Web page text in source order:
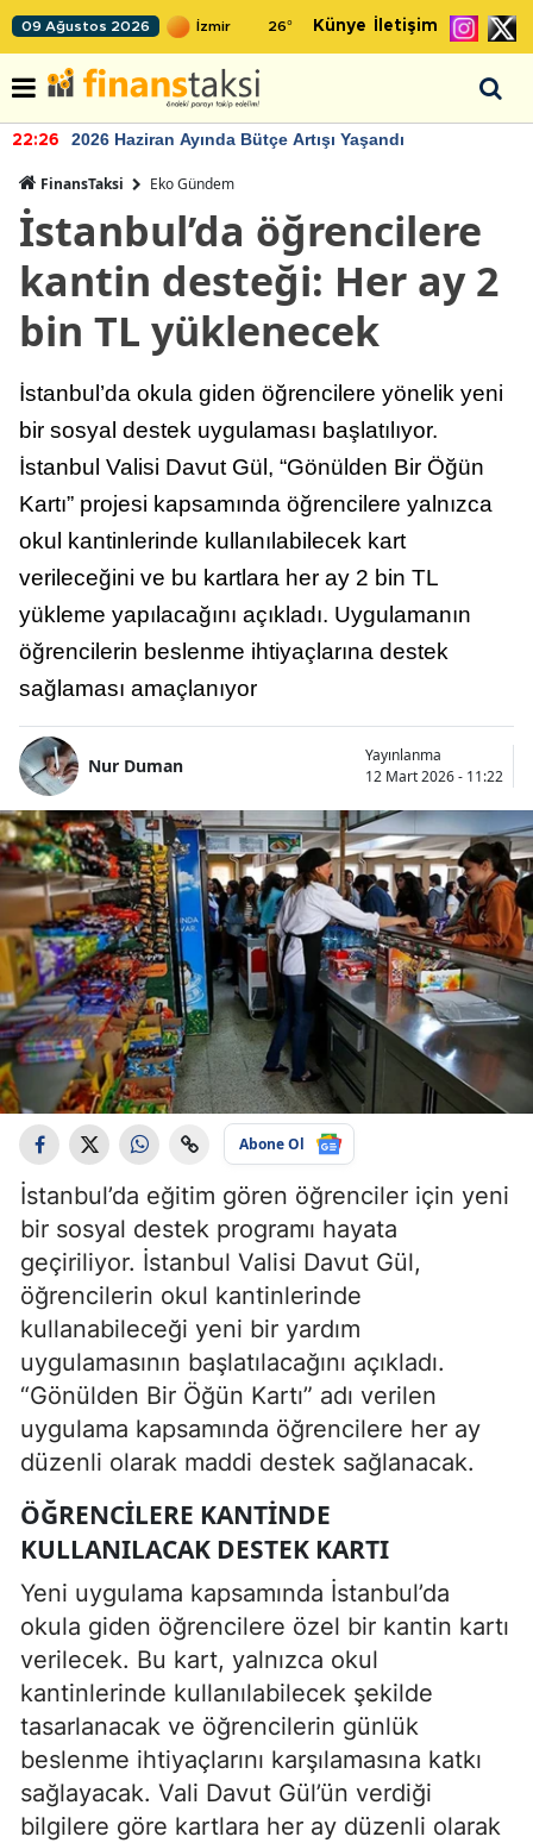
09 Ağustos 2026 26° Künye İletişim
22:26 2026 Haziran Ayında Bütçe Artışı Yaşandı
FinansTaksi Eko Gündem
İstanbul’da öğrencilere
kantin desteği: Her ay 2
bin TL yüklenecek
İstanbul’da okula giden öğrencilere yönelik yeni
bir sosyal destek uygulaması başlatılıyor.
İstanbul Valisi Davut Gül, “Gönülden Bir Öğün
Kartı” projesi kapsamında öğrencilere yalnızca
okul kantinlerinde kullanılabilecek kart
verileceğini ve bu kartlara her ay 2 bin TL
yükleme yapılacağını açıkladı. Uygulamanın
öğrencilerin beslenme ihtiyaçlarına destek
sağlaması amaçlanıyor
Nur Duman
Yayınlanma
12 Mart 2026 - 11:22
Abone Ol
İstanbul’da eğitim gören öğrenciler için yeni
bir sosyal destek programı hayata
geçiriliyor. İstanbul Valisi Davut Gül,
öğrencilerin okul kantinlerinde
kullanabileceği yeni bir yardım
uygulamasının başlatılacağını açıkladı.
“Gönülden Bir Öğün Kartı” adı verilen
uygulama kapsamında öğrencilere her ay
düzenli olarak maddi destek sağlanacak.
ÖĞRENCILERE KANTINDE
KULLANILACAK DESTEK KARTI
Yeni uygulama kapsamında İstanbul’da
okula giden öğrencilere özel bir kantin kartı
verilecek. Bu kart, yalnızca okul
kantinlerinde kullanılabilecek şekilde
tasarlanacak ve öğrencilerin günlük
beslenme ihtiyaçlarını karşılamasına katkı
sağlayacak. Vali Davut Gül’ün verdiği
bilgilere göre kartlara her ay düzenli olarak